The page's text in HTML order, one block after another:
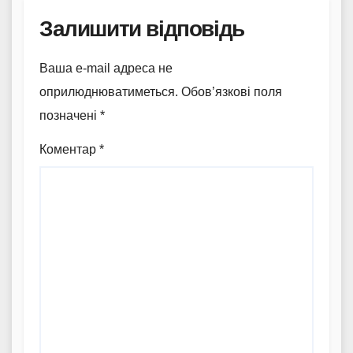
Залишити відповідь
Ваша e-mail адреса не
оприлюднюватиметься. Обов’язкові поля
позначені *
Коментар *